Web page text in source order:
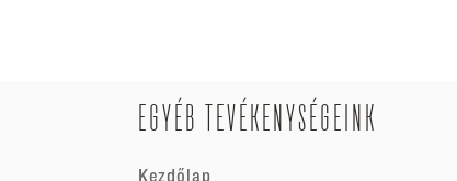
EGYÉB TEVÉKENYSÉGEINK
Kezdőlap